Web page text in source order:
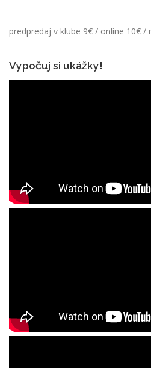
predpredaj v klube 9€ / online 10€ /
Vypočuj si ukážky!